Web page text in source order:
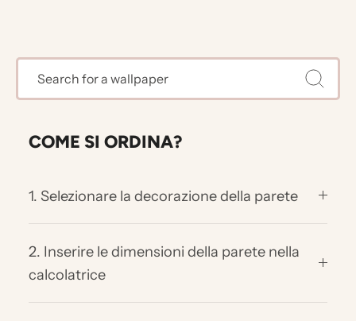
COME SI ORDINA?
1. Selezionare la decorazione della parete
2. Inserire le dimensioni della parete nella
calcolatrice